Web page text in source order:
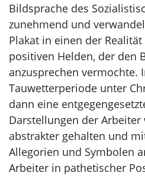
Bildsprache des
zunehmend und
Plakat in einen der
positiven Helden, der den
anzusprechen vermochte.
Tauwetterperiode unter
dann eine
Darstellungen der
abstrakter gehalten und
Allegorien und Symbolen
Arbeiter in pathetischer